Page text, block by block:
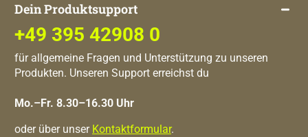
Dein Produktsupport
+49 395 42908 0
für allgemeine Fragen und Unterstützung zu unseren
Produkten. Unseren Support erreichst du
Mo.–Fr. 8.30–16.30 Uhr
oder über unser Kontaktformular.